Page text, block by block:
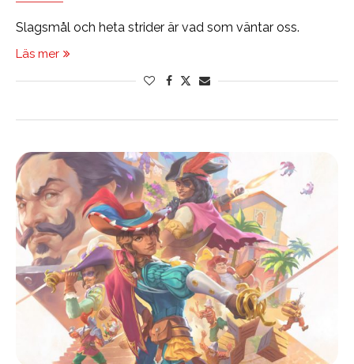
Slagsmål och heta strider är vad som väntar oss.
Läs mer